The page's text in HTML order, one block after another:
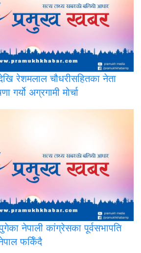
रेशमलाल चौधरीसहितका नेता
अग्रगामी मोर्चा
नेपाली कांग्रेसका पूर्वसभापति
फर्किँदै